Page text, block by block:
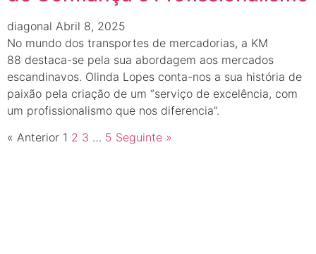
diagonal Abril 8, 2025
No mundo dos transportes de mercadorias, a KM
88 destaca-se pela sua abordagem aos mercados
escandinavos. Olinda Lopes conta-nos a sua história de
paixão pela criação de um “serviço de excelência, com
um profissionalismo que nos diferencia”.
« Anterior 1 2 3 … 5 Seguinte »